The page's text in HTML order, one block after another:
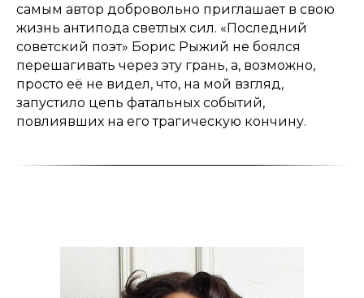
самым автор добровольно приглашает в свою
жизнь антипода светлых сил. «Последний
советский поэт» Борис Рыжий не боялся
перешагивать через эту грань, а, возможно,
просто её не видел, что, на мой взгляд,
запустило цепь фатальных событий,
повлиявших на его трагическую кончину.